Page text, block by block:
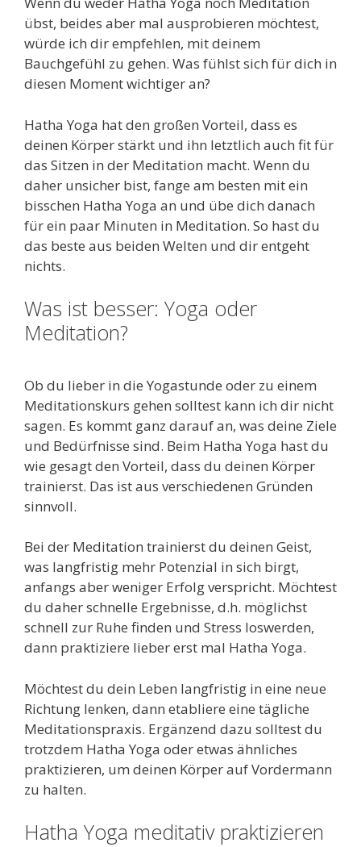
übst, beides aber mal ausprobieren möchtest,
würde ich dir empfehlen, mit deinem
Bauchgefühl zu gehen. Was fühlst sich für dich in
diesen Moment wichtiger an?
Hatha Yoga hat den großen Vorteil, dass es
deinen Körper stärkt und ihn letztlich auch fit für
das Sitzen in der Meditation macht. Wenn du
daher unsicher bist, fange am besten mit ein
bisschen Hatha Yoga an und übe dich danach
für ein paar Minuten in Meditation. So hast du
das beste aus beiden Welten und dir entgeht
nichts.
Was ist besser: Yoga oder
Meditation?
Ob du lieber in die Yogastunde oder zu einem
Meditationskurs gehen solltest kann ich dir nicht
sagen. Es kommt ganz darauf an, was deine Ziele
und Bedürfnisse sind. Beim Hatha Yoga hast du
wie gesagt den Vorteil, dass du deinen Körper
trainierst. Das ist aus verschiedenen Gründen
sinnvoll.
Bei der Meditation trainierst du deinen Geist,
was langfristig mehr Potenzial in sich birgt,
anfangs aber weniger Erfolg verspricht. Möchtest
du daher schnelle Ergebnisse, d.h. möglichst
schnell zur Ruhe finden und Stress loswerden,
dann praktiziere lieber erst mal Hatha Yoga.
Möchtest du dein Leben langfristig in eine neue
Richtung lenken, dann etabliere eine tägliche
Meditationspraxis. Ergänzend dazu solltest du
trotzdem Hatha Yoga oder etwas ähnliches
praktizieren, um deinen Körper auf Vordermann
zu halten.
Hatha Yoga meditativ praktizieren